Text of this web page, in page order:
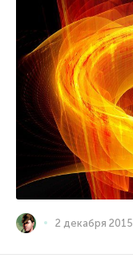
2 декабря 2015